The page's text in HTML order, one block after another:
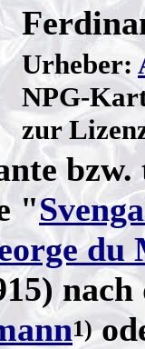
Urheber:
NPG-
zur
"
du
nach
1)